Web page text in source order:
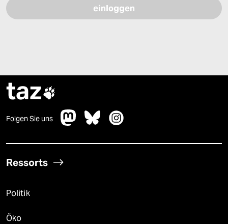
taz
Folgen Sie uns
Ressorts
Politik
Öko